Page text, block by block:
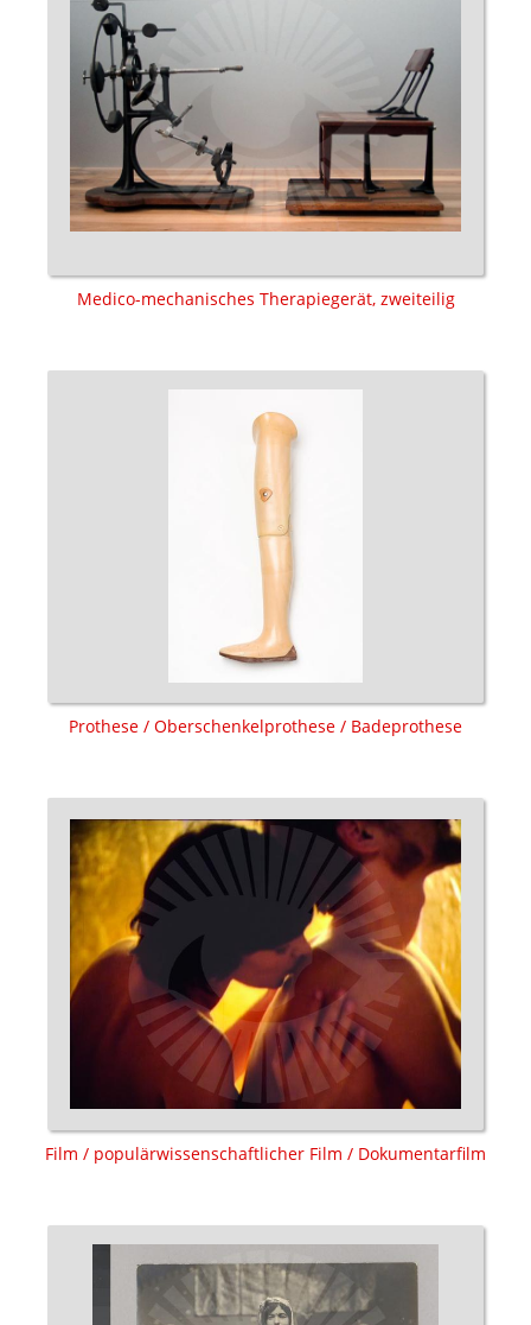
Medico-mechanisches Therapiegerät, zweiteilig
Prothese / Oberschenkelprothese / Badeprothese
Film / populärwissenschaftlicher Film / Dokumentarfilm